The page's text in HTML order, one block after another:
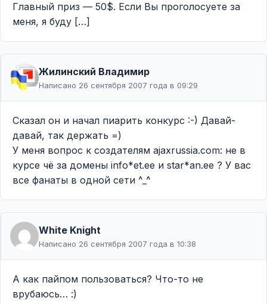
Главный приз — 50$. Если Вы проголосуете за
меня, я буду […]
Жилинcкий Владимир
Написано 26 сентября 2007 года в 09:29
Сказал он и начал пиарить конкурс :-) Давай-
давай, так держать =)
У меня вопрос к создателям ajaxrussia.com: не в
курсе чё за домены info*et.ee и star*an.ee ? У вас
все фанаты в одной сети ^_^
White Knight
Написано 26 сентября 2007 года в 10:38
А как пайпом пользоваться? Что-то не
врубаюсь… :)